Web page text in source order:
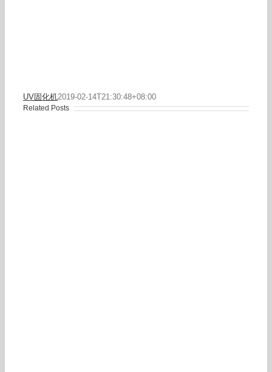
UV固化机2019-02-14T21:30:48+08:00
Related Posts